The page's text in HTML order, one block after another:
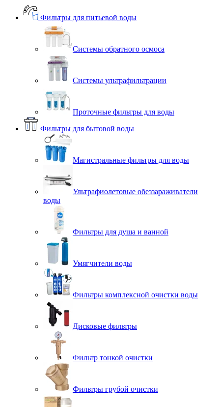
Фильтры для питьевой воды
Системы обратного осмоса
Системы ультрафильтрации
Проточные фильтры для воды
Фильтры для бытовой воды
Магистральные фильтры для воды
Ультрафиолетовые обеззараживатели
воды
Фильтры для душа и ванной
Умягчители воды
Фильтры комплексной очистки воды
Дисковые фильтры
Фильтр тонкой очистки
Фильтры грубой очистки